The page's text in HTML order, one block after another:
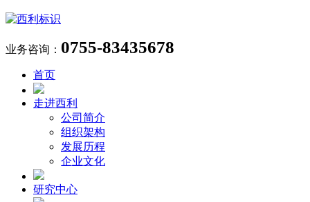
业务咨询： 0755-83435678
首页
走进西利
公司简介
组织架构
发展历程
企业文化
研究中心